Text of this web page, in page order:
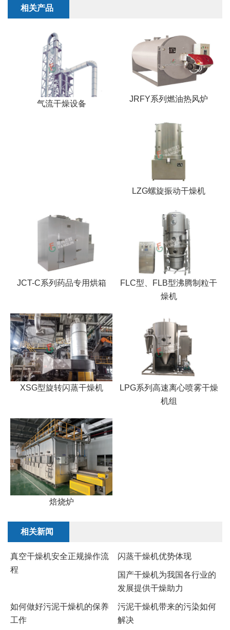
相关产品
气流干燥设备 JRFY系列燃油热风炉
LZG螺旋振动干燥机
JCT-C系列药品专用烘箱
FLC型、FLB型沸腾制粒干
燥机
XSG型旋转闪蒸干燥机
LPG系列高速离心喷雾干燥
机组
焙烧炉
相关新闻
真空干燥机安全正规操作流
程
闪蒸干燥机优势体现
国产干燥机为我国各行业的
发展提供干燥助力
如何做好污泥干燥机的保养
工作
污泥干燥机带来的污染如何
解决